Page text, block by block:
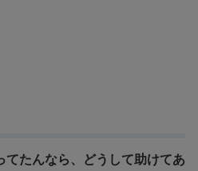
てたんなら、どうして助けてあ